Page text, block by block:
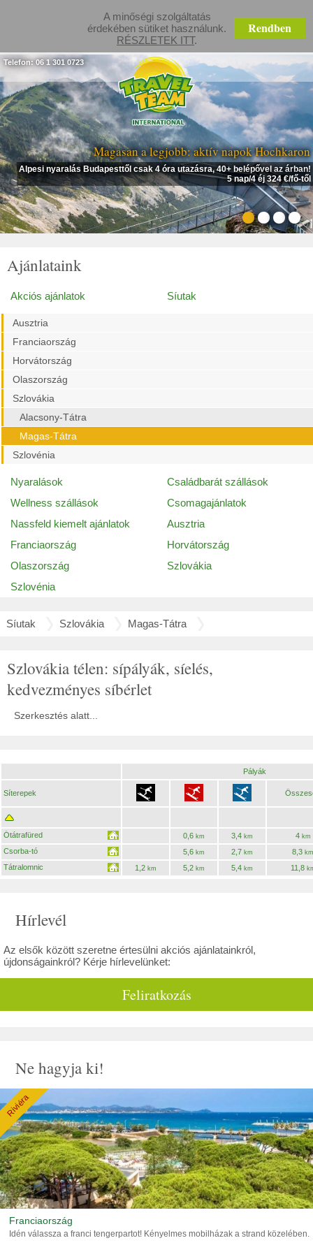
A minőségi szolgáltatás
érdekében sütiket használunk.
RÉSZLETEK ITT.
Rendben
Magasan a legjobb: aktív napok Hochkaron
Alpesi nyaralás Budapesttől csak 4 óra utazásra, 40+ belépővel az árban!
5 nap/4 éj 324 €/fő-től
Telefon: 06 1 301 0723
Ajánlataink
Akciós ajánlatok Síutak
Ausztria
Franciaország
Horvátország
Olaszország
Szlovákia
Alacsony-Tátra
Magas-Tátra
Szlovénia
Nyaralások
Családbarát szállások
Wellness szállások
Csomagajánlatok
Nassfeld kiemelt ajánlatok
Ausztria
Franciaország
Horvátország
Olaszország
Szlovákia
Szlovénia
Síutak Szlovákia Magas-Tátra
Szlovákia télen: sípályák, síelés,
kedvezményes síbérlet
Szerkesztés alatt...
Pályák
Síterepek
Ótátrafüred 0,6 km 3,4 km 4km
Csorba-tó 5,6 km 2,7 km 8,3 km
Tátralomnic 1,2 km 5,2 km 5,4 km 11,8
Hírlevél
Az elsők között szeretne értesülni akciós ajánlatainkról,
újdonságainkról? Kérje hírlevelünket:
Feliratkozás
Ne hagyja ki!
Riviéra
Franciaország
Idén válassza a franci tengerpartot! Kényelmes mobilházak a strand közelében.